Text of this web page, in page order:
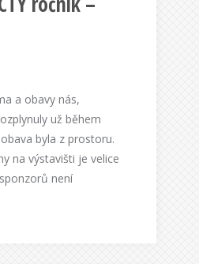
a obavy nás,
už během
byla z prostoru.
na výstavišti je velice
není